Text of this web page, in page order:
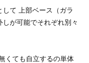
て 上部ベース（ガラ
が可能でそれぞれ別々
くても自立するの単体